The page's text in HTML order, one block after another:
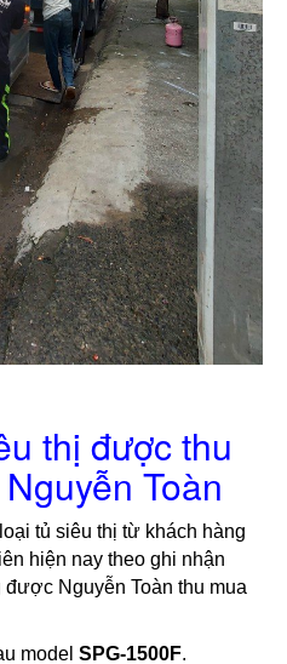
thị được thu
Toàn
tủ siêu thị từ khách hàng
hiện nay theo ghi nhận
Nguyễn Toàn thu mua
model SPG-1500F.